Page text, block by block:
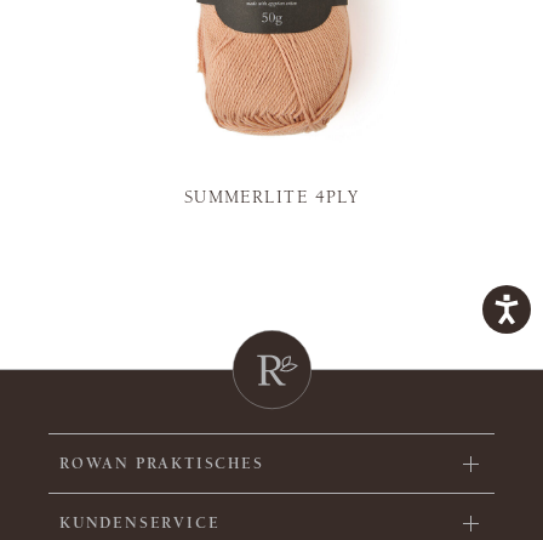
SUMMERLITE 4PLY
ROWAN PRAKTISCHES
KUNDENSERVICE